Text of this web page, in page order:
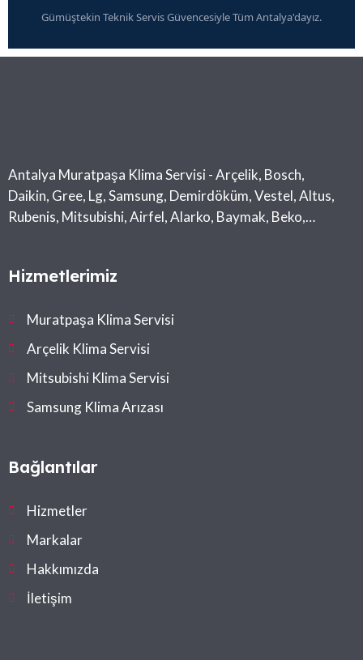
Gümüştekin Teknik Servis Güvencesiyle Tüm Antalya'dayız.
Antalya Muratpaşa Klima Servisi - Arçelik, Bosch,
Daikin, Gree, Lg, Samsung, Demirdöküm, Vestel, Altus,
Rubenis, Mitsubishi, Airfel, Alarko, Baymak, Beko,
Hizmetlerimiz
Muratpaşa Klima Servisi
Arçelik Klima Servisi
Mitsubishi Klima Servisi
Samsung Klima Arızası
Bağlantılar
Hizmetler
Markalar
Hakkımızda
İletişim